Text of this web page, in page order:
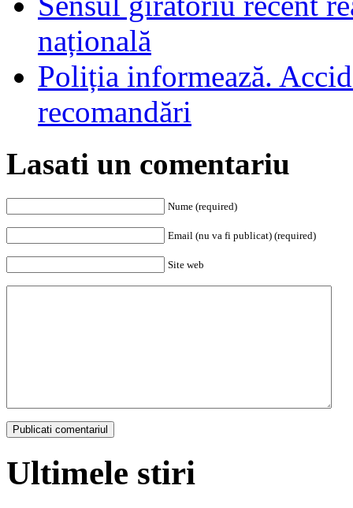
națională
Poliția informează.
recomandări
Lasati un comentariu
Nume (required)
Email (nu va fi publicat) (required)
Site web
Ultimele stiri